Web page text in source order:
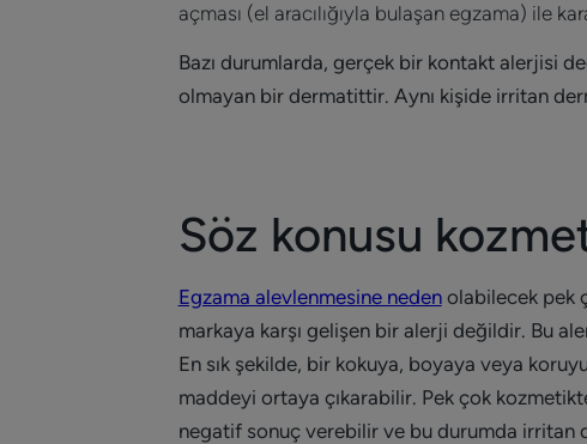
açması (el aracılığıyla bulaşan egzama) ile
Bazı durumlarda, gerçek bir kontakt alerjisi
olmayan bir dermatittir. Aynı kişide irritan
Söz konusu
Egzama alevlenmesine nedenolabilecek pek
markaya karşı gelişen bir alerji değildir. Bu
En sık şekilde, bir kokuya, boyaya veya
maddeyi ortaya çıkarabilir. Pek çok
negatif sonuç verebilir ve bu durumda irritan